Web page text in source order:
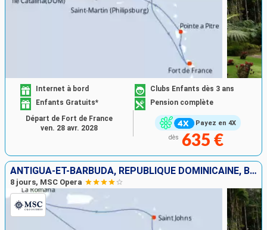
Rechercher
Payez en 4X
Internet à bord
Clubs Enfants dès 3 ans
Enfants Gratuits*
Pension complète
dès 635 €
Départ de Fort de France
ven. 28 avr. 2028
ANTIGUA-ET-BARBUDA, RÉPUBLIQUE DOMINICAINE, BARBADE, MARTINIQUE
8 jours, MSC Opera